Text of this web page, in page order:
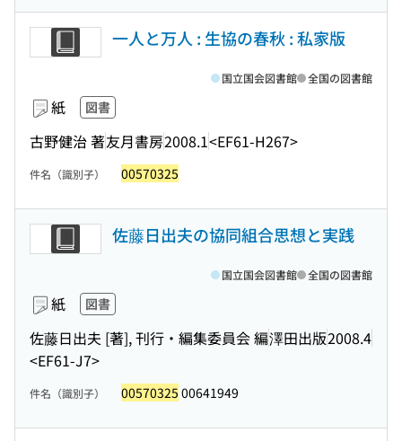
一人と万人 : 生協の春秋 : 私家版
紙 図書
古野健治 著友月書房2008.1<EF61-H267>
国立国会図書館 全国の図書館
件名（識別子） 00570325
佐藤日出夫の協同組合思想と実践
紙 図書
佐藤日出夫 [著], 刊行・編集委員会 編澤田出版2008.4
<EF61-J7>
国立国会図書館 全国の図書館
件名（識別子） 00570325 00641949